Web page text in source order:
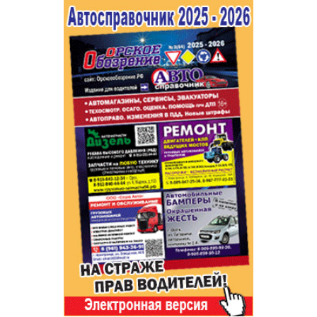
Строительство и ремонт
Авто и мото
Рестораны, кафе, бары
Развлечения и отдых
Спорт Фитнес
Недвижимость
Красота Косметология
Телекоммуникации и связь
Торговля
Бизнес и финансы
Юристы, Экспертиза, Страхование
Ремонт
Социальные организации
Это интересно
Администрация
Популярное →
Строительство и ремонт